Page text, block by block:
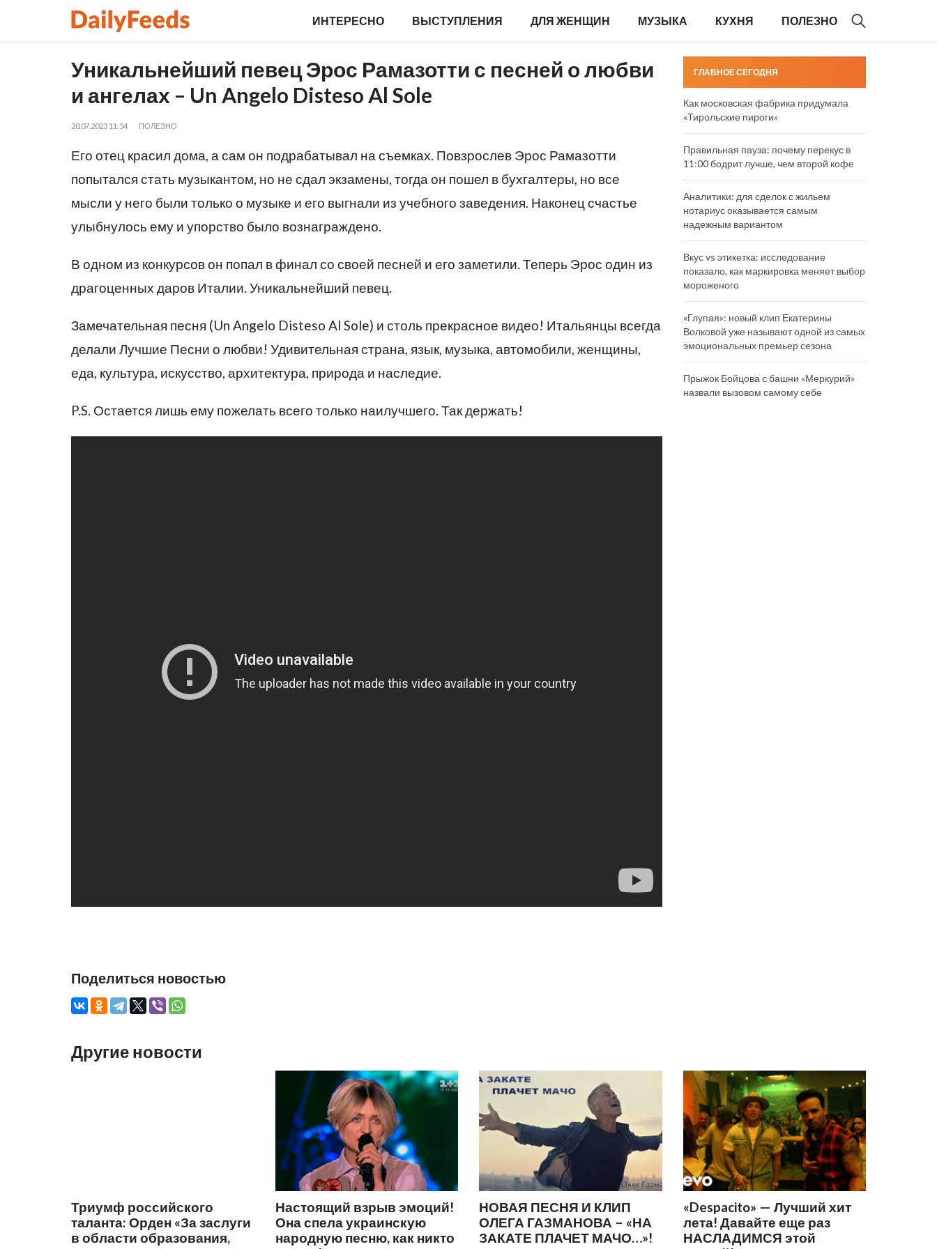
ИНТЕРЕСНО ВЫСТУПЛЕНИЯ ДЛЯ ЖЕНЩИН МУЗЫКА КУХНЯ ПОЛЕЗНО
Уникальнейший певец Эрос Рамазотти с песней о любви
и ангелах – Un Angelo Disteso Al Sole
20.07.2023 11:54 ПОЛЕЗНО
Его отец красил дома, а сам он подрабатывал на съемках. Повзрослев Эрос Рамазотти
попытался стать музыкантом, но не сдал экзамены, тогда он пошел в бухгалтеры, но все
мысли у него были только о музыке и его выгнали из учебного заведения. Наконец счастье
улыбнулось ему и упорство было вознаграждено.
В одном из конкурсов он попал в финал со своей песней и его заметили. Теперь Эрос один из
драгоценных даров Италии. Уникальнейший певец.
Замечательная песня (Un Angelo Disteso Al Sole) и столь прекрасное видео! Итальянцы всегда
делали Лучшие Песни о любви! Удивительная страна, язык, музыка, автомобили, женщины,
еда, культура, искусство, архитектура, природа и наследие.
P.S. Остается лишь ему пожелать всего только наилучшего. Так держать!
Поделиться новостью
ГЛАВНОЕ СЕГОДНЯ
Как московская фабрика придумала
«Тирольские пироги»
Правильная пауза: почему перекус в
11:00 бодрит лучше, чем второй кофе
Аналитики: для сделок с жильем
нотариус оказывается самым
надежным вариантом
Вкус vs этикетка: исследование
показало, как маркировка меняет выбор
мороженого
«Глупая»: новый клип Екатерины
Волковой уже называют одной из самых
эмоциональных премьер сезона
Прыжок Бойцова с башни «Меркурий»
назвали вызовом самому себе
Другие новости
Триумф российского
таланта: Орден «За заслуги
в области образования,
Настоящий взрыв эмоций!
Она спела украинскую
народную песню, как никто
НОВАЯ ПЕСНЯ И КЛИП
ОЛЕГА ГАЗМАНОВА – «НА
ЗАКАТЕ ПЛАЧЕТ МАЧО…»!
«Despacito» — Лучший хит
лета! Давайте еще раз
НАСЛАДИМСЯ этой